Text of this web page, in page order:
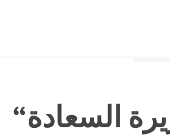
السعادة“